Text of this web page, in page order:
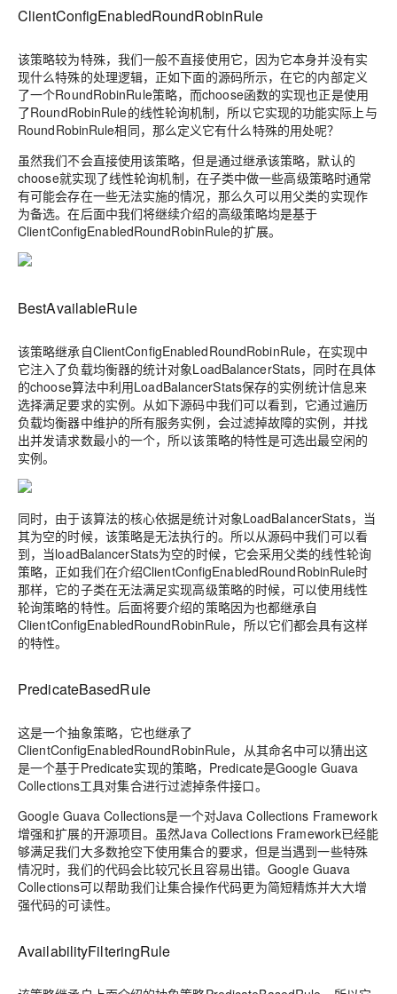
ClientConfigEnabledRoundRobinRule
该策略较为特殊，我们一般不直接使用它，因为它本身并没有实
现什么特殊的处理逻辑，正如下面的源码所示，在它的内部定义
了一个RoundRobinRule策略，而choose函数的实现也正是使用
了RoundRobinRule的线性轮询机制，所以它实现的功能实际上与
RoundRobinRule相同，那么定义它有什么特殊的用处呢？
虽然我们不会直接使用该策略，但是通过继承该策略，默认的
choose就实现了线性轮询机制，在子类中做一些高级策略时通常
有可能会存在一些无法实施的情况，那么久可以用父类的实现作
为备选。在后面中我们将继续介绍的高级策略均是基于
ClientConfigEnabledRoundRobinRule的扩展。
BestAvailableRule
该策略继承自ClientConfigEnabledRoundRobinRule，在实现中
它注入了负载均衡器的统计对象LoadBalancerStats，同时在具体
的choose算法中利用LoadBalancerStats保存的实例统计信息来
选择满足要求的实例。从如下源码中我们可以看到，它通过遍历
负载均衡器中维护的所有服务实例，会过滤掉故障的实例，并找
出并发请求数最小的一个，所以该策略的特性是可选出最空闲的
实例。
同时，由于该算法的核心依据是统计对象LoadBalancerStats，当
其为空的时候，该策略是无法执行的。所以从源码中我们可以看
到，当loadBalancerStats为空的时候，它会采用父类的线性轮询
策略，正如我们在介绍ClientConfigEnabledRoundRobinRule时
那样，它的子类在无法满足实现高级策略的时候，可以使用线性
轮询策略的特性。后面将要介绍的策略因为也都继承自
ClientConfigEnabledRoundRobinRule，所以它们都会具有这样
的特性。
PredicateBasedRule
这是一个抽象策略，它也继承了
ClientConfigEnabledRoundRobinRule，从其命名中可以猜出这
是一个基于Predicate实现的策略，Predicate是Google Guava
Collections工具对集合进行过滤掉条件接口。
Google Guava Collections是一个对Java Collections Framework
增强和扩展的开源项目。虽然Java Collections Framework已经能
够满足我们大多数抢空下使用集合的要求，但是当遇到一些特殊
情况时，我们的代码会比较冗长且容易出错。Google Guava
Collections可以帮助我们让集合操作代码更为简短精炼并大大增
强代码的可读性。
AvailabilityFilteringRule